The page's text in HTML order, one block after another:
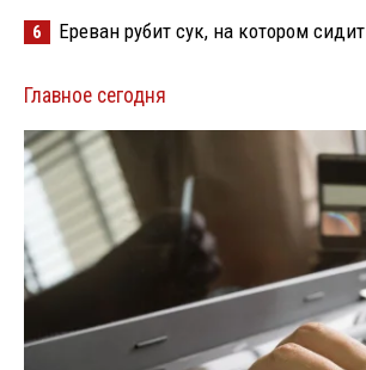
6 Ереван рубит сук, на котором сидит
Главное сегодня